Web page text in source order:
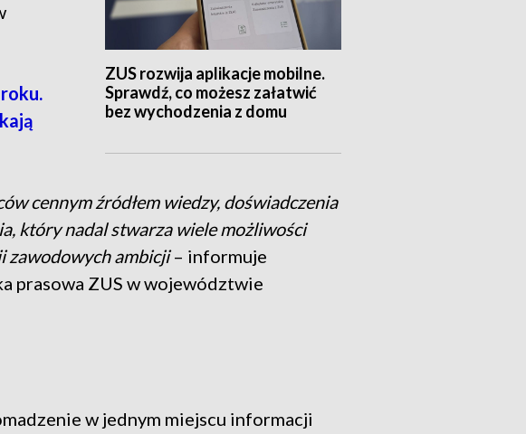
ZUS rozwija aplikacje mobilne.
Sprawdź, co możesz załatwić
bez wychodzenia z domu
cennym źródłem wiedzy, doświadczenia
który nadal stwarza wiele możliwości
zawodowych ambicji– informuje
prasowa ZUS w województwie
w jednym miejscu informacji